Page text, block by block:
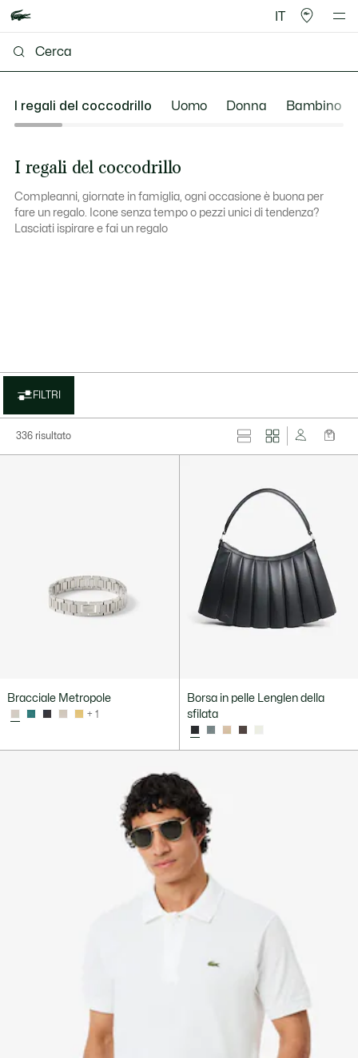
IT
I regali del coccodrillo Uomo Donna Bambino
I regali del coccodrillo
Compleanni, giornate in famiglia, ogni occasione è buona per
fare un regalo. Icone senza tempo o pezzi unici di tendenza?
Lasciati ispirare e fai un regalo
FILTRI
336 risultato
Bracciale Metropole
+ 1
Borsa in pelle Lenglen della
sfilata